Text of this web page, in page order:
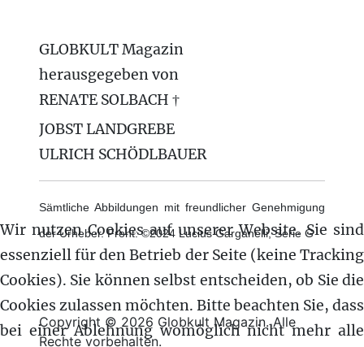
GLOBKULT Magazin
herausgegeben von
RENATE SOLBACH †
JOBST LANDGREBE
ULRICH SCHÖDLBAUER
Sämtliche Abbildungen mit freundlicher Genehmigung
der Urheber. Front: ©2024 Lucius Garganelli, Serie G
Copyright © 2026 Globkult Magazin. Alle
Rechte vorbehalten.
Wir nutzen Cookies auf unserer Website. Sie sind
essenziell für den Betrieb der Seite (keine Tracking
Cookies). Sie können selbst entscheiden, ob Sie die
Cookies zulassen möchten. Bitte beachten Sie, dass
bei einer Ablehnung womöglich nicht mehr alle